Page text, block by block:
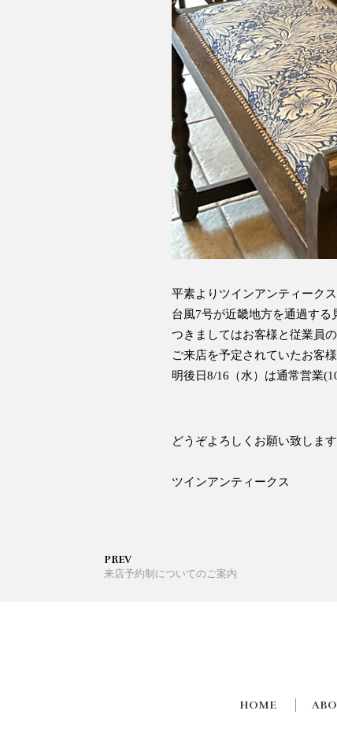
平素よりツインアンティーク
台風7号が近畿地方を通過する
つきましてはお客様と従業員
ご来店を予定されていたお客
明後日8/16（水）は通常営業
どうぞよろしくお願い致します
ツインアンティークス
PREV
来店予約制についてのご案内
HOME